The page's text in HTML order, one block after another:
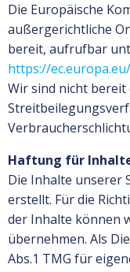
Die Europäische
außergerichtliche
bereit, aufrufbar
https://
Wir sind nicht
Haftung für
Die Inhalte unserer
erstellt. Für die
der Inhalte können
übernehmen. Als
Abs.1 TMG für